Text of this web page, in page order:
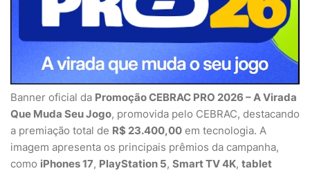
Banner oficial da Promoção CEBRAC PRO 2026 – A Virada
Que Muda Seu Jogo, promovida pelo CEBRAC, destacando
a premiação total de R$ 23.400,00 em tecnologia. A
imagem apresenta os principais prêmios da campanha,
como iPhones 17, PlayStation 5, Smart TV 4K, tablet